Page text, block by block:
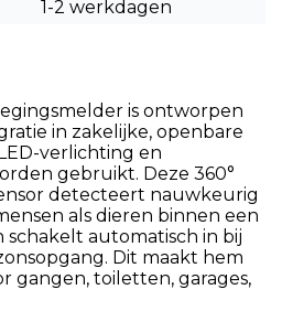
1-2 werkdagen
is ontworpen
in zakelijke, openbare
verlichting en
gebruikt. Deze 360°
detecteert nauwkeurig
als dieren binnen een
schakelt automatisch in bij
Dit maakt hem
gangen, toiletten, garages,